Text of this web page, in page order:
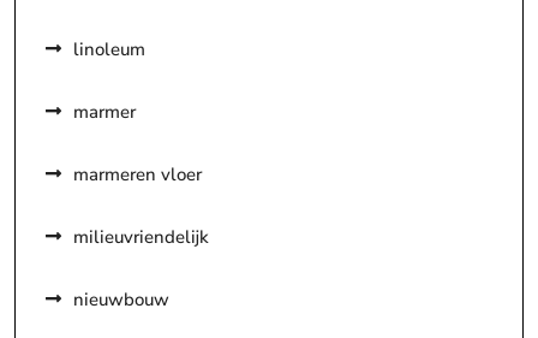
linoleum
marmer
marmeren vloer
milieuvriendelijk
nieuwbouw